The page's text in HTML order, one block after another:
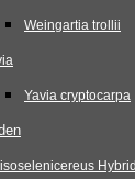
Weingartia trollii
Yavia cryptocarpa